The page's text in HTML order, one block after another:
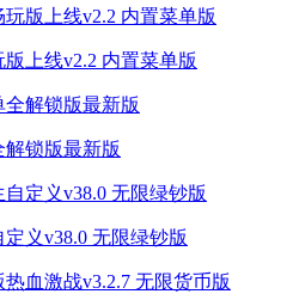
上线v2.2 内置菜单版
锁版最新版
义v38.0 无限绿钞版